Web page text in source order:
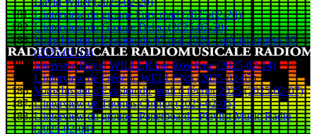
L'interview du groupe Fury road (2025-02-20)
L'interview du Groupe Deleo (2025-02-20)
Votre Instant d'Evasion du 07 mai 2026 - spécial années 90
(2025-02-14)
Interview David WILLER par Roselyne (2025-02-14)
L'interview de Frédéric WELLENS (2025-02-07)
Votre Instant d'Evasion du jeudi 6 février 2025 (2025-02-07)
L'interview de Thomas Chimot (2025-02-05)
L'interview du groupe -Paperboard - Playlist Music Radio
(2025-02-04)